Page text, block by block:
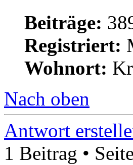
Beiträge:
Registriert:
Wohnort:
Nach oben
Antwort
1 Beitrag • Seite